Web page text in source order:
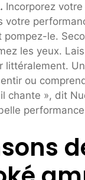
Incorporez
votre
pompez-le.
les yeux.
littéralement.
ou
chante », dit